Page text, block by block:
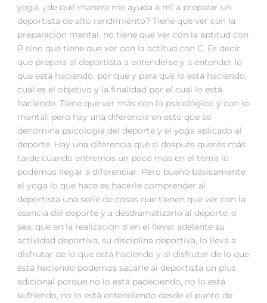
yoga, ¿de qué manera me ayuda a mí a preparar un
deportista de alto rendimiento? Tiene que ver con la
preparación mental, no tiene que ver con la aptitud con
P sino que tiene que ver con la actitud con C. Es decir
que prepara al deportista a entenderse y a entender lo
que está haciendo, por qué y para qué lo está haciendo,
cuál es el objetivo y la finalidad por el cual lo está
haciendo. Tiene que ver más con lo psicológico y con lo
mental, pero hay una diferencia en esto que se
denomina psicología del deporte y el yoga aplicado al
deporte. Hay una diferencia que si después querés más
tarde cuando entremos un poco más en el tema lo
podemos llegar a diferenciar. Pero bueno básicamente
el yoga lo que hace es hacerle comprender al
deportista una serie de cosas que tienen que ver con la
esencia del deporte y a desdramatizarlo al deporte, o
sea, que en la realización o en el llevar adelante su
actividad deportiva, su disciplina deportiva, lo lleva a
disfrutar de lo que está haciendo y al disfrutar de lo que
está haciendo podemos sacarle al deportista un plus
adicional porque no lo está padeciendo, no lo está
sufriendo, no lo está entendiendo desde el punto de